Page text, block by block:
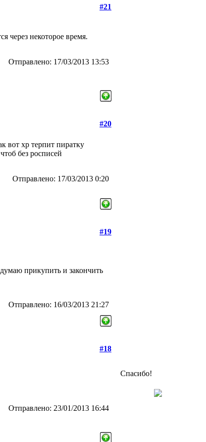
#21
через некоторое время.
Отправлено: 17/03/2013 13:53
#20
вот хр терпит пиратку
без росписей
Отправлено: 17/03/2013 0:20
#19
прикупить и закончить
Отправлено: 16/03/2013 21:27
#18
Отправлено: 23/01/2013 16:44
Спасибо!